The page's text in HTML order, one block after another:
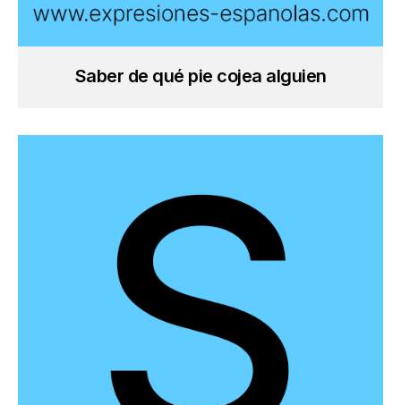
Saber de qué pie cojea alguien